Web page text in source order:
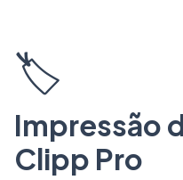
🏷️
Impressão
Clipp Pro